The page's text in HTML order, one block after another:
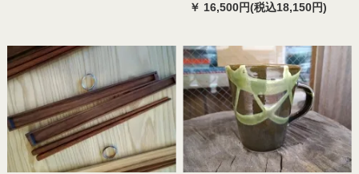
￥ 16,500円(税込18,150円)